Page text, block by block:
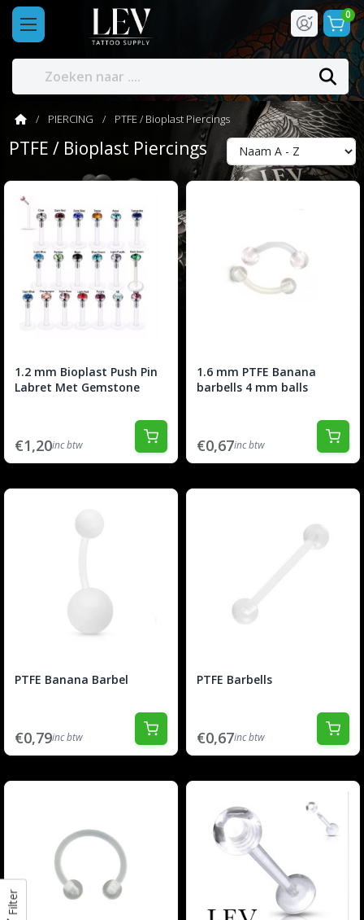
Filter
0
PIERCING PTFE / Bioplast Piercings
PTFE / Bioplast Piercings
1.2 mm Bioplast Push Pin
Labret Met Gemstone
€1,20inc btw
1.6 mm PTFE Banana
barbells 4 mm balls
€0,67inc btw
PTFE Banana Barbel
€0,79inc btw
PTFE Barbells
€0,67inc btw